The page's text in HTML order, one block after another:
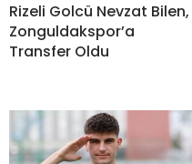
Rizeli Golcü Nevzat Bilen,
Zonguldakspor’a
Transfer Oldu